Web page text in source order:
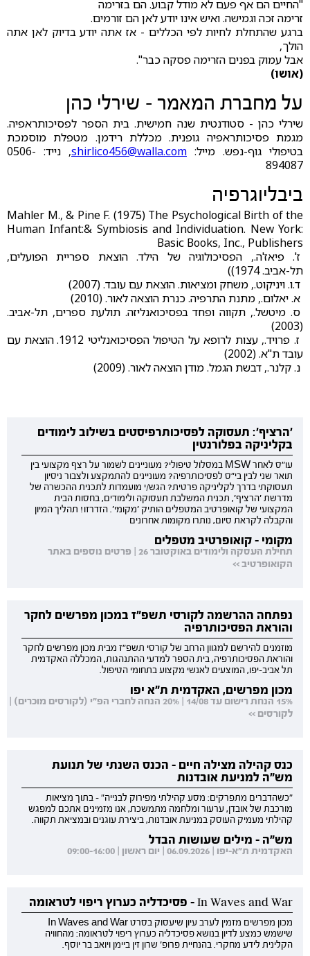
"החיים הם אף פעם לא מודל קבוע. הם בזרימה
זרימה זכה וגמישה. ואיש אינו יודע לאן הם זורמים.
ברגע שהתחלת לחיות לפי הכללים - אז אתה יודע בדיוק לאן אתה
הולך,
אבל עמוק בפנים הזרימה פסקה כבר".
(אושו)
על מחברת המאמר - שירלי כהן
שירלי כהן - סטודנטית שנה חמישית. בית הספר לפסיכותראפיה.
מגמת פסיכותראפיה גופנית. מכללת רידמן. מטפלת מוסמכת
בטיפולי גוף-נפש. מייל: shirlico456@walla.com
, נייד: 0506-
894087
ביבליוגרפיה
Mahler M., & Pine F. (1975) The Psychological Birth of the
Human Infant:& Symbiosis and Individuation. New York:
Basic Books, Inc., Publishers
ז'. פיאז'ה., הפסיכולוגיה של הילד. הוצאת ספריית הפועלים,
תל-אביב. 1974))
ד.ו. ויניקוט., משחק ומציאות. הוצאת עם עובד. (2007)
א. יאלום., מתנת התרפיה. כנרת הוצאה לאור. (2010)
ס. מיטשל., תקווה ופחד בפסיכואנליזה. תולעת ספרים, תל-אביב.
(2003)
ז. פרויד., עצות לרופא על הטיפול הפסיכואנליטי 1912. הוצאת עם
עובד ת"א. (2002)
נ. קלנר., דבשת הגמל. מודן הוצאה לאור. (2009)
'הרציף': תעסוקה לפסיכותרפיסטים בשילוב לימודים
בקליניקה בפלורנטין
עו"ס לאחר MSW במסלול טיפולי? מעוניינים לשמור על רצף מקצועי בין
תואר שני לבין בי"ס לפסיכותרפיה? מעוניינים להתמקצע ולצבור ניסיון
תעסוקתי בדרך לקליניקה פרטית? הגש/י מועמדות לתכנית ההכשרה של
מדרשת 'הרציף', תכנית המשלבת תעסוקה ולימודים, בחסות הבית
המקצועי של קואופרטיב המטפלים הותיק 'מקומי'. הזדרזו! תהליך המיון
והקבלה לקראת סיום, נותרו מקומות אחרונים
מקומי - קואופרטיב מטפלים
תחילת העסקה ולימודים באוקטובר 26 | פרטים נוספים באתר
הקואופרטיב >>
נפתחה ההרשמה לקורסי תשפ"ז במכון מפרשים לחקר
והוראת הפסיכותרפיה
מוזמנים להירשם למגוון הרחב של קורסי תשפ"ז מבית מכון מפרשים לחקר
והוראת הפסיכותרפיה, בית הספר למדעי ההתנהגות, המכללה האקדמית
תל אביב-יפו, המוצעים לאנשי מקצוע בתחומי הטיפול.
מכון מפרשים, האקדמית ת"א יפו
15% הנחת רישום עד 14/08 | 20% הנחה לחברי הפ"י (לקורסים מוכרים) |
לקורסים >>
כנס קהילה מצילה חיים - הכנס השנתי של תנועת
מש"ה למניעת אובדנות
"כשהדברים מתפרקים: מסע קהילתי מפירוק לבנייה" - בתוך מציאות
מורכבת של אובדן, ערעור ומלחמה מתמשכת, אנו מזמינים אתכם למפגש
קהילתי מעמיק העוסק במניעת אובדנות, ביצירת עוגנים ובמציאת תקווה.
מש"ה - מילים שעושות הבדל
האקדמית ת"א-יפו | 06.09.2026 | יום ראשון | 09:00-16:00
In Waves and War - פסיכדליה כערוץ ריפוי לטראומה
מכון מפרשים מזמין לערב עיון שיעסוק בסרט In Waves and War
שישמש כמצע לדיון בנושא פסיכדליה כערוץ ריפוי לטראומה: מהחוויה
הקלינית לידע מחקרי. בהנחיית פרופ' שרון זין ביימן ויואב בר יוסף.